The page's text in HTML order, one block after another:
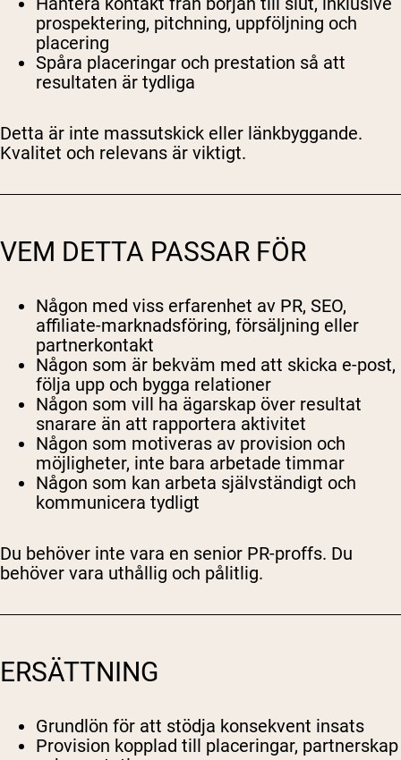
prospektering, pitchning, uppföljning och
placering
Spåra placeringar och prestation så att
resultaten är tydliga
Detta är inte massutskick eller länkbyggande.
Kvalitet och relevans är viktigt.
VEM DETTA PASSAR FÖR
Någon med viss erfarenhet av PR, SEO,
affiliate-marknadsföring, försäljning eller
partnerkontakt
Någon som är bekväm med att skicka e-post,
följa upp och bygga relationer
Någon som vill ha ägarskap över resultat
snarare än att rapportera aktivitet
Någon som motiveras av provision och
möjligheter, inte bara arbetade timmar
Någon som kan arbeta självständigt och
kommunicera tydligt
Du behöver inte vara en senior PR-proffs. Du
behöver vara uthållig och pålitlig.
ERSÄTTNING
Grundlön för att stödja konsekvent insats
Provision kopplad till placeringar, partnerskap
Shipping Country: Language: